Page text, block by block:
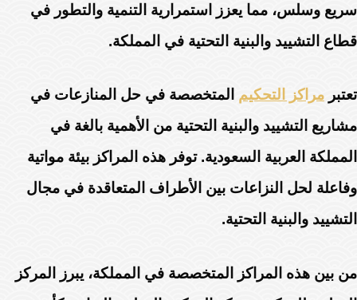
سريع وسلس، مما يعزز استمرارية التنمية والتطور في
قطاع التشييد والبنية التحتية في المملكة.
تعتبر مراكز التحكيم المتخصصة في حل المنازعات في
مشاريع التشييد والبنية التحتية من الأهمية بالغة في
المملكة العربية السعودية. توفر هذه المراكز بيئة مواتية
وفاعلة لحل النزاعات بين الأطراف المتعاقدة في مجال
التشييد والبنية التحتية.
من بين هذه المراكز المتخصصة في المملكة، يبرز المركز